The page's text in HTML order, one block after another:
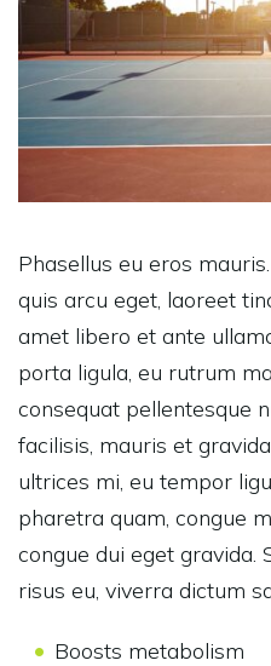
Phasellus eu eros
quis arcu eget, laoreet
amet libero et ante
porta ligula, eu rutrum
consequat pellentesque
facilisis, mauris et
ultrices mi, eu tempor
pharetra quam, congue
congue dui eget gravida.
risus eu, viverra dictum
Boosts metabolism